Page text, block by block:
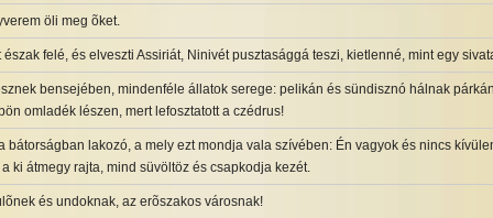
öli meg õket.
felé, és elveszti Assiriát, Ninivét pusztasággá teszi, kietlenné, mint egy
bensejében, mindenféle állatok serege: pelikán és sündisznó hálnak
omladék lészen, mert lefosztatott a czédrus!
bátorságban lakozó, a mely ezt mondja vala szívében: Én vagyok és nincs
ki átmegy rajta, mind süvöltöz és csapkodja kezét.
és undoknak, az erõszakos városnak!